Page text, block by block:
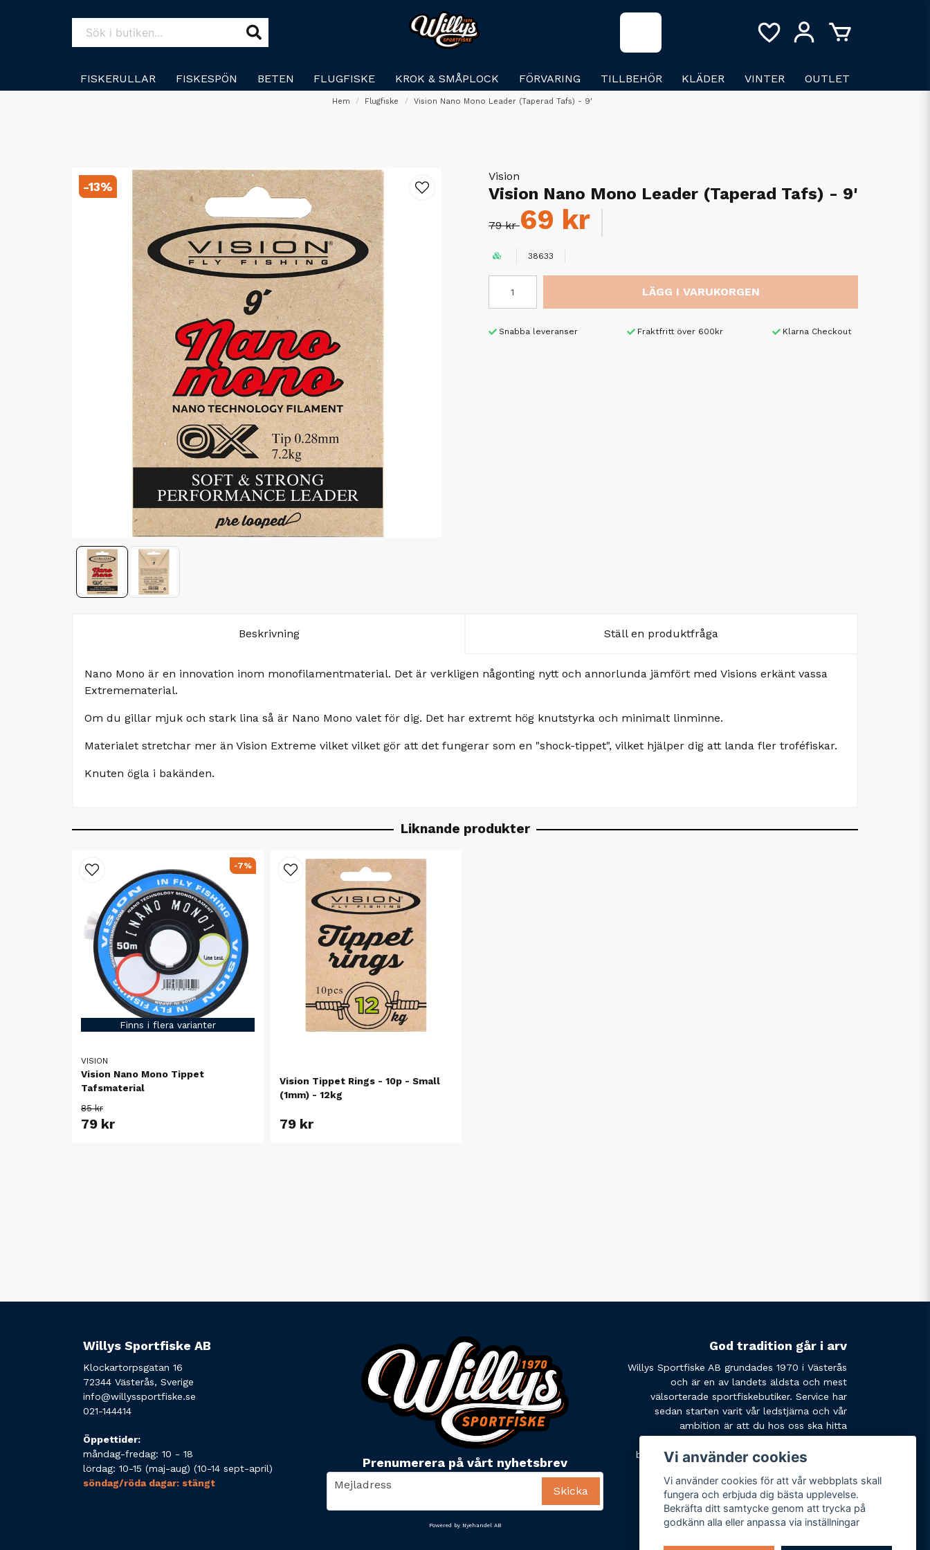
FISKERULLAR FISKESPÖN BETEN FLUGFISKE KROK & SMÅPLOCK FÖRVARING TILLBEHÖR KLÄDER VINTER OUTLET
Hem Flugfiske Vision Nano Mono Leader (Taperad Tafs) - 9'
-13%
Vision
Vision Nano Mono Leader (Taperad Tafs) - 9'
79 kr69 kr
38633
LÄGG I VARUKORGEN
Snabba leveranser Fraktfritt över 600kr Klarna Checkout
Beskrivning Ställ en produktfråga
Nano Mono är en innovation inom monofilamentmaterial. Det är verkligen någonting nytt och annorlunda jämfört med Visions erkänt vassa
Extremematerial.
Om du gillar mjuk och stark lina så är Nano Mono valet för dig. Det har extremt hög knutstyrka och minimalt linminne.
Materialet stretchar mer än Vision Extreme vilket vilket gör att det fungerar som en "shock-tippet", vilket hjälper dig att landa fler troféfiskar.
Knuten ögla i bakänden.
Liknande produkter
Finns i flera varianter
VISION
Vision Nano Mono Tippet
Tafsmaterial
85 kr
79 kr
-7%
Vision Tippet Rings - 10p - Small
(1mm) - 12kg
79 kr
Willys Sportfiske AB
Klockartorpsgatan 16
72344 Västerås, Sverige
info@willyssportfiske.se
021-144414
Öppettider:
måndag-fredag: 10 - 18
lördag: 10-15 (maj-aug) (10-14 sept-april)
söndag/röda dagar: stängt
Prenumerera på vårt nyhetsbrev
email
Mejladress Skicka
God tradition går i arv
Willys Sportfiske AB grundades 1970 i Västerås
och är en av landets äldsta och mest
välsorterade sportfiskebutiker. Service har
sedan starten varit vår ledstjärna och vår
ambition är att du hos oss ska hitta
behöver. Tveka inte att slå oss en signal eller
Powered by Nyehandel AB
Vi använder cookies
Vi använder cookies för att vår webbplats skall
fungera och erbjuda dig bästa upplevelse.
Bekräfta ditt samtycke genom att trycka på
godkänn alla eller anpassa via inställningar